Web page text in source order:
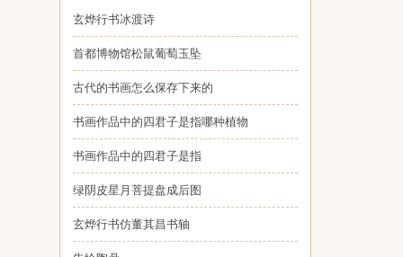
玄烨行书冰渡诗
首都博物馆松鼠葡萄玉坠
古代的书画怎么保存下来的
书画作品中的四君子是指哪种植物
书画作品中的四君子是指
绿阴皮星月菩提盘成后图
玄烨行书仿董其昌书轴